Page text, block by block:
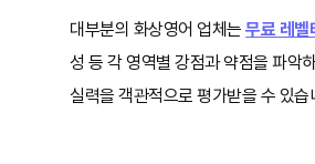
대부분의 화상영어 업체는무료 레벨
성 등 각 영역별 강점과 약점을 파악
실력을 객관적으로 평가받을 수 있